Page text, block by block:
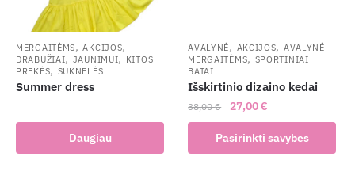
the
product
page
the
product
page
MERGAITĖMS,AKCIJOS,
DRABUŽIAI, JAUNIMUI, KITOS
PREKĖS, SUKNELĖS
Summer dress
Daugiau
AVALYNĖ, AKCIJOS, AVALYNĖ
MERGAITĖMS, SPORTINIAI
BATAI
Išskirtinio dizaino kedai
38,00€
Original
price
was:
38,00 €.
27,00€
price
is:
27,00 €.
Pasirinkti savybes
product